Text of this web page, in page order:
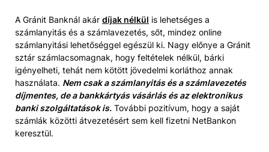
A Gránit Banknál akár díjak nélkül is lehetséges a
számlanyitás és a számlavezetés, sőt, mindez online
számlanyitási lehetőséggel egészül ki. Nagy előnye a Gránit
sztár számlacsomagnak, hogy feltételek nélkül, bárki
igényelheti, tehát nem kötött jövedelmi korláthoz annak
használata. Nem csak a számlanyitás és a számlavezetés
díjmentes, de a bankkártyás vásárlás és az elektronikus
banki szolgáltatások is. További pozitívum, hogy a saját
számlák közötti átvezetésért sem kell fizetni NetBankon
keresztül.